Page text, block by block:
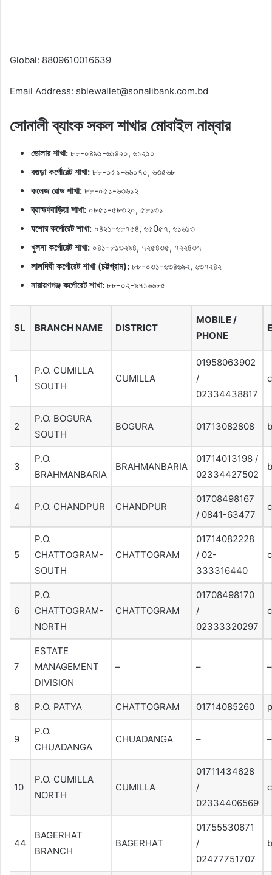
Global: 8809610016639
Email Address: sblewallet@sonalibank.com.bd
সোনালী ব্যাংক সকল শাখার মোবাইল নাম্বার
ভোলার শাখা: ৮৮-০৪৯১-৬১৪২০, ৬১২১০
বগুড়া কর্পোরেট শাখা: ৮৮-০৫১-৬৬০৭০, ৬৩৫৬৮
কলেজ রোড শাখা: ৮৮-০৫১-৬৩৬১২
ব্রাহ্মণবাড়িয়া শাখা: ০৮৫১-৫৮৩২০, ৫৮১৩১
যশোর কর্পোরেট শাখা: ০৪২১-৬৮৭৫৪, ৬৫0৫৭, ৬১৬১৩
খুলনা কর্পোরেট শাখা: ০৪১-৮১৩২৯৪, ৭২৫৪৩৫, ৭২২৪৩৭
লালদিঘী কর্পোরেট শাখা (চট্টগ্রাম): ৮৮-০৩১-৬৩৪৬৯২, ৬৩৭২৪২
নারায়ণগঞ্জ কর্পোরেট শাখা: ৮৮-০২-৯৭১৬৬৮৫
SL BRANCH NAME DISTRICT
MOBILE /
PHONE
1
P.O. CUMILLA
SOUTH
CUMILLA
01958063902
/
02334438817
2
P.O. BOGURA
SOUTH
BOGURA 01713082808
3
P.O.
BRAHMANBARIA
BRAHMANBARIA
01714013198 /
02334427502
4 P.O. CHANDPUR CHANDPUR
01708498167
/ 0841-63477
5
P.O.
CHATTOGRAM-
SOUTH
CHATTOGRAM
01714082228
/ 02-
333316440
6
P.O.
CHATTOGRAM-
NORTH
CHATTOGRAM
01708498170
/
02333320297
7
ESTATE
MANAGEMENT
DIVISION
– – –
8 P.O. PATYA CHATTOGRAM 01714085260
9
P.O.
CHUADANGA
CHUADANGA – –
10
P.O. CUMILLA
NORTH
CUMILLA
01711434628
/
02334406569
44
BAGERHAT
BRANCH
BAGERHAT
01755530671
/
02477751707